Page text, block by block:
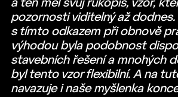
a ten měl svůj rukopis, vzor,
pozornosti viditelný až dodnes.
s tímto odkazem při obnově
výhodou byla podobnost
stavebních řešení a mnohých
byl tento vzor flexibilní. A na
navazuje i naše myšlenka